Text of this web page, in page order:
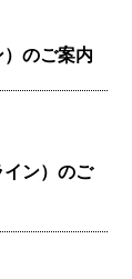
のご案内
ン）のご